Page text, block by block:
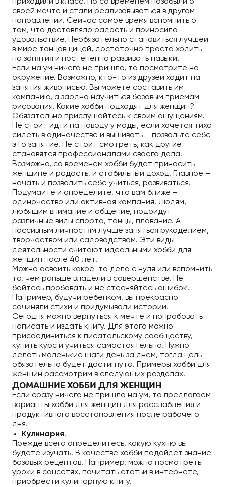
своей мечте и стали реализовываться в другом
направлении. Сейчас самое время вспомнить о
том, что доставляло радость и приносило
удовольствие. Необязательно становиться лучшей
в мире танцовщицей, достаточно просто ходить
на занятия и постепенно развивать навыки.
Если на ум ничего не пришло, то посмотрите на
окружение. Возможно, кто-то из друзей ходит на
занятия живописью. Вы можете составить им
компанию, а заодно научиться базовым приемам
рисования. Какие хобби подходят для женщин?
Обязательно прислушайтесь к своим ощущениям.
Не стоит идти на поводу у моды, если хочется тихо
сидеть в одиночестве и вышивать – позвольте себе
это занятие. Не стоит смотреть, как другие
становятся профессионалами своего дела.
Возможно, со временем хобби будет приносить
женщине и радость, и стабильный доход. Главное –
начать и позволить себе учиться, развиваться.
Подумайте и определите, что вам ближе –
одиночество или активная компания. Людям,
любящим внимание и общение, подойдут
различные виды спорта, танцы, плавание. А
пассивным личностям лучше заняться рукоделием,
творчеством или садоводством. Эти виды
деятельности считают идеальными хобби для
женщин после 40 лет.
Можно освоить какое-то дело с нуля или вспомнить
то, чем раньше владели в совершенстве. Не
бойтесь пробовать и не стесняйтесь ошибок.
Например, будучи ребенком, вы прекрасно
сочиняли стихи и придумывали истории.
Сегодня можно вернуться к мечте и попробовать
написать и издать книгу. Для этого можно
присоединиться к писательскому сообществу,
купить курс и учиться самостоятельно. Нужно
делать маленькие шаги день за днем, тогда цель
обязательно будет достигнута. Примеры хобби для
женщин рассмотрим в следующих разделах.
ДОМАШНИЕ ХОББИ ДЛЯ ЖЕНЩИН
Если сразу ничего не пришло на ум, то предлагаем
варианты хобби для женщин для расслабления и
продуктивного восстановления после рабочего
дня.
Кулинария.
Прежде всего определитесь, какую кухню вы
будете изучать. В качестве хобби подойдет знание
базовых рецептов. Например, можно посмотреть
уроки в соцсетях, почитать статьи в интернете,
приобрести кулинарную книгу.